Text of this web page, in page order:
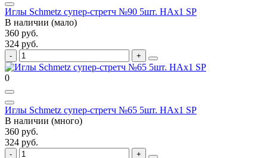
Иглы Schmetz супер-стретч №90 5шт. HAx1 SP
В наличии (мало)
360 руб.
324 руб.
0
Иглы Schmetz супер-стретч №65 5шт. HAx1 SP
В наличии (много)
360 руб.
324 руб.